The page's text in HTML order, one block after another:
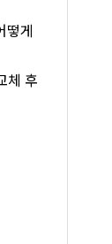
떻게
체 후